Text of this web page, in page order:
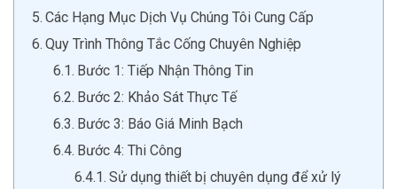
Các Hạng Mục Dịch Vụ Chúng Tôi Cung Cấp
Quy Trình Thông Tắc Cống Chuyên Nghiệp
Bước 1: Tiếp Nhận Thông Tin
Bước 2: Khảo Sát Thực Tế
Bước 3: Báo Giá Minh Bạch
Bước 4: Thi Công
Sử dụng thiết bị chuyên dụng để xử lý